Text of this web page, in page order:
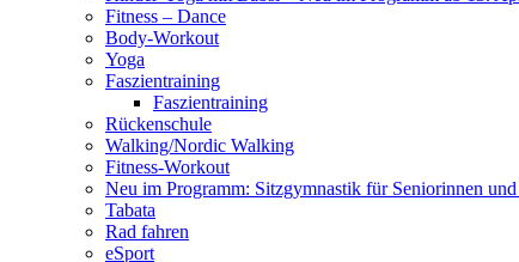
Fitness – Dance
Body-Workout
Yoga
Faszientraining
Faszientraining
Rückenschule
Walking/Nordic Walking
Fitness-Workout
Neu im Programm: Sitzgymnastik für Seniorinnen
Tabata
Rad fahren
eSport